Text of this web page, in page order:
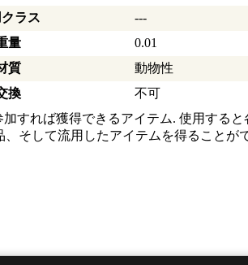
ラス
---
量
0.01
質
動物性
換
不可
加すれば獲得できるアイテム. 使用すると
、そして流用したアイテムを得ることが